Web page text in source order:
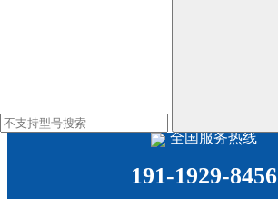
全国服务热线
191-1929-8456